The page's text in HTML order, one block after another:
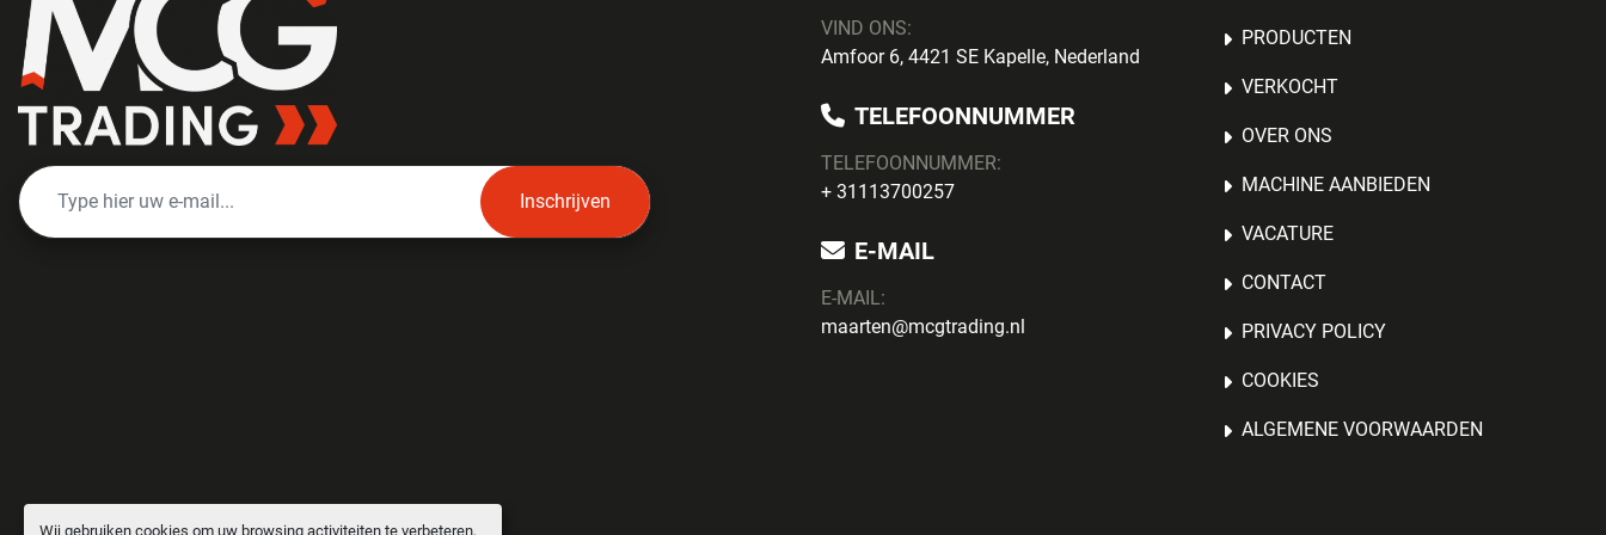
Wij gebruiken cookies om uw browsing activiteiten te verbeteren,
Inschrijven
VIND ONS:
Amfoor 6, 4421 SE Kapelle, Nederland
TELEFOONNUMMER
TELEFOONNUMMER:
+ 31113700257
E-MAIL
E-MAIL:
maarten@mcgtrading.nl
PRODUCTEN
VERKOCHT
OVER ONS
MACHINE AANBIEDEN
VACATURE
CONTACT
PRIVACY POLICY
COOKIES
ALGEMENE VOORWAARDEN